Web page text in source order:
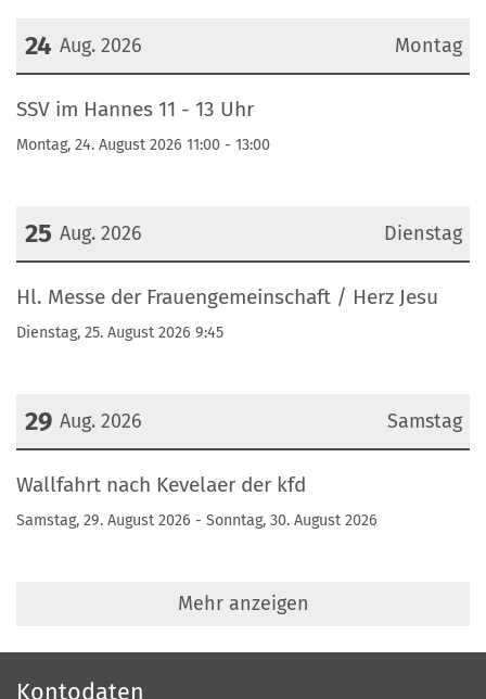
Montag
24 Aug. 2026
Datum: 24. August 2026
SSV im Hannes 11 - 13 Uhr
Montag, 24. August 2026 11:00 - 13:00
Dienstag
25 Aug. 2026
Datum: 25. August 2026
Hl. Messe der Frauengemeinschaft / Herz Jesu
Dienstag, 25. August 2026 9:45
Samstag
29 Aug. 2026
Datum: 29. August 2026
Wallfahrt nach Kevelaer der kfd
Samstag, 29. August 2026 - Sonntag, 30. August 2026
Mehr anzeigen
Kontodaten